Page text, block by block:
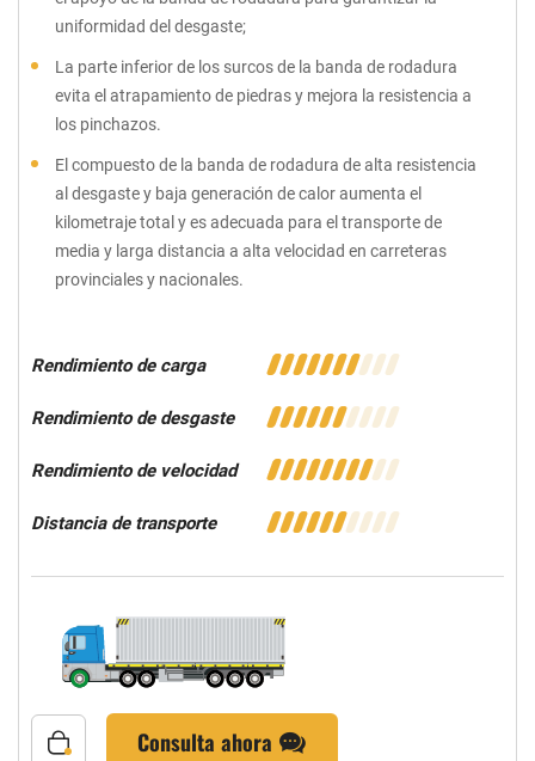
uniformidad del desgaste;
La parte inferior de los surcos de la banda de rodadura
evita el atrapamiento de piedras y mejora la resistencia a
los pinchazos.
El compuesto de la banda de rodadura de alta resistencia
al desgaste y baja generación de calor aumenta el
kilometraje total y es adecuada para el transporte de
media y larga distancia a alta velocidad en carreteras
provinciales y nacionales.
Rendimiento de carga
Rendimiento de desgaste
Rendimiento de velocidad
Distancia de transporte
Consulta ahora